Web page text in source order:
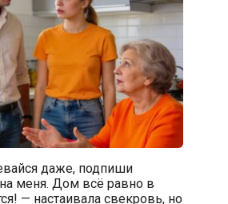
даже, подпиши
меня. Дом всё равно в
— настаивала свекровь, но